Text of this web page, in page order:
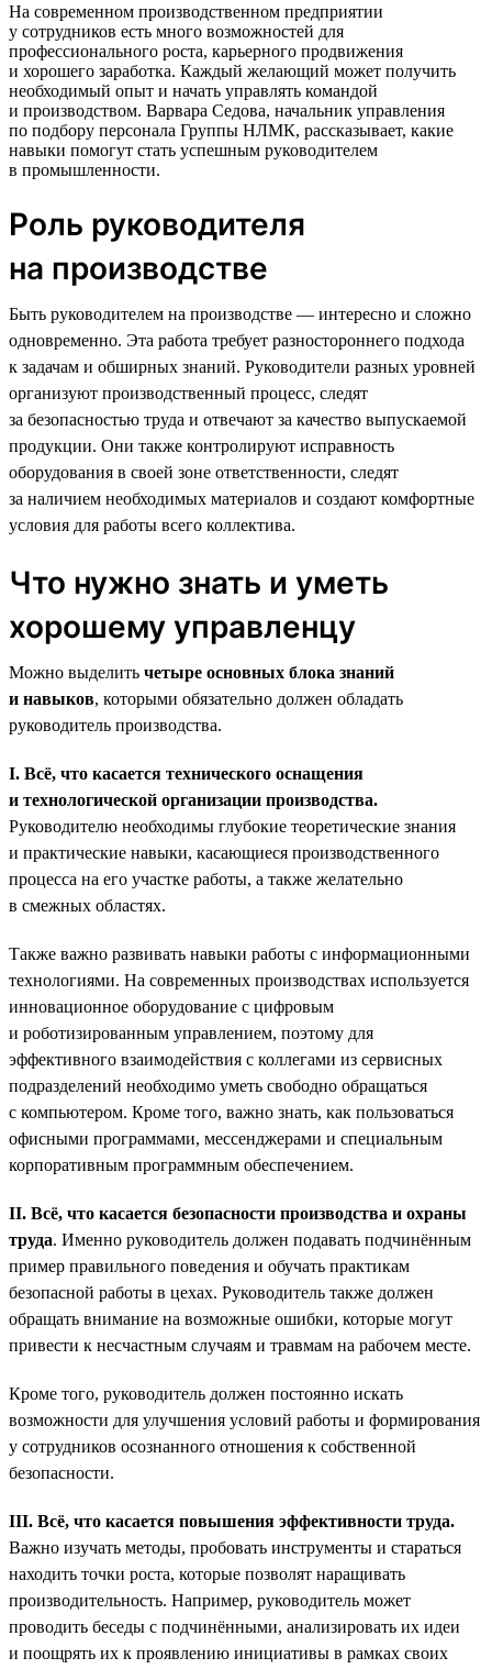
На современном производственном предприятии
у сотрудников есть много возможностей для
профессионального роста, карьерного продвижения
и хорошего заработка. Каждый желающий может получить
необходимый опыт и начать управлять командой
и производством. Варвара Седова, начальник управления
по подбору персонала Группы НЛМК, рассказывает, какие
навыки помогут стать успешным руководителем
в промышленности.
Роль руководителя
на производстве
Быть руководителем на производстве — интересно и сложно
одновременно. Эта работа требует разностороннего подхода
к задачам и обширных знаний. Руководители разных уровней
организуют производственный процесс, следят
за безопасностью труда и отвечают за качество выпускаемой
продукции. Они также контролируют исправность
оборудования в своей зоне ответственности, следят
за наличием необходимых материалов и создают комфортные
условия для работы всего коллектива.
Что нужно знать и уметь
хорошему управленцу
Можно выделить четыре основных блока знаний
и навыков, которыми обязательно должен обладать
руководитель производства.
I. Всё, что касается технического оснащения
и технологической организации производства.
Руководителю необходимы глубокие теоретические знания
и практические навыки, касающиеся производственного
процесса на его участке работы, а также желательно
в смежных областях.
Также важно развивать навыки работы с информационными
технологиями. На современных производствах используется
инновационное оборудование с цифровым
и роботизированным управлением, поэтому для
эффективного взаимодействия с коллегами из сервисных
подразделений необходимо уметь свободно обращаться
с компьютером. Кроме того, важно знать, как пользоваться
офисными программами, мессенджерами и специальным
корпоративным программным обеспечением.
II. Всё, что касается безопасности производства и охраны
труда. Именно руководитель должен подавать подчинённым
пример правильного поведения и обучать практикам
безопасной работы в цехах. Руководитель также должен
обращать внимание на возможные ошибки, которые могут
привести к несчастным случаям и травмам на рабочем месте.
Кроме того, руководитель должен постоянно искать
возможности для улучшения условий работы и формирования
у сотрудников осознанного отношения к собственной
безопасности.
III. Всё, что касается повышения эффективности труда.
Важно изучать методы, пробовать инструменты и стараться
находить точки роста, которые позволят наращивать
производительность. Например, руководитель может
проводить беседы с подчинёнными, анализировать их идеи
и поощрять их к проявлению инициативы в рамках своих